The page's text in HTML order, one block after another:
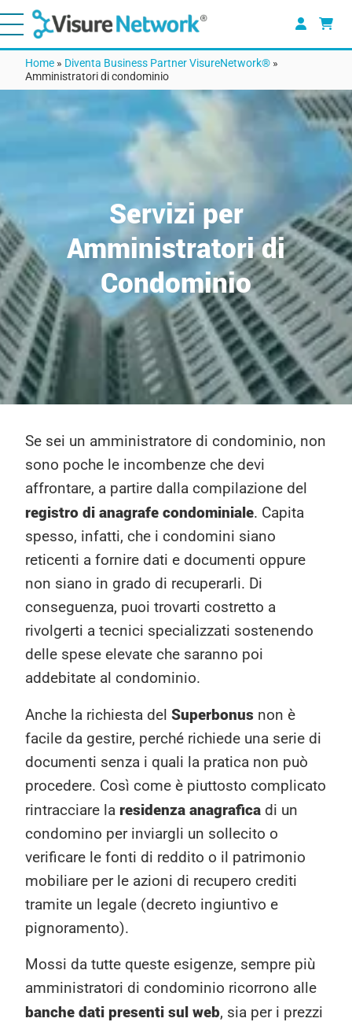
Home » Diventa Business Partner VisureNetwork® »
Amministratori di condominio
Servizi per
Amministratori di
Condominio
Se sei un amministratore di condominio, non
sono poche le incombenze che devi
affrontare, a partire dalla compilazione del
registro di anagrafe condominiale. Capita
spesso, infatti, che i condomini siano
reticenti a fornire dati e documenti oppure
non siano in grado di recuperarli. Di
conseguenza, puoi trovarti costretto a
rivolgerti a tecnici specializzati sostenendo
delle spese elevate che saranno poi
addebitate al condominio.
Anche la richiesta del Superbonus non è
facile da gestire, perché richiede una serie di
documenti senza i quali la pratica non può
procedere. Così come è piuttosto complicato
rintracciare la residenza anagrafica di un
condomino per inviargli un sollecito o
verificare le fonti di reddito o il patrimonio
mobiliare per le azioni di recupero crediti
tramite un legale (decreto ingiuntivo e
pignoramento).
Mossi da tutte queste esigenze, sempre più
amministratori di condominio ricorrono alle
banche dati presenti sul web, sia per i prezzi